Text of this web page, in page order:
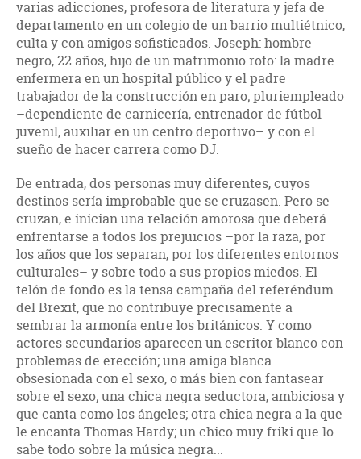
varias adicciones, profesora de literatura y jefa de
departamento en un colegio de un barrio multiétnico,
culta y con amigos sofisticados. Joseph: hombre
negro, 22 años, hijo de un matrimonio roto: la madre
enfermera en un hospital público y el padre
trabajador de la construcción en paro; pluriempleado
–dependiente de carnicería, entrenador de fútbol
juvenil, auxiliar en un centro deportivo– y con el
sueño de hacer carrera como DJ.
De entrada, dos personas muy diferentes, cuyos
destinos sería improbable que se cruzasen. Pero se
cruzan, e inician una relación amorosa que deberá
enfrentarse a todos los prejuicios –por la raza, por
los años que los separan, por los diferentes entornos
culturales– y sobre todo a sus propios miedos. El
telón de fondo es la tensa campaña del referéndum
del Brexit, que no contribuye precisamente a
sembrar la armonía entre los británicos. Y como
actores secundarios aparecen un escritor blanco con
problemas de erección; una amiga blanca
obsesionada con el sexo, o más bien con fantasear
sobre el sexo; una chica negra seductora, ambiciosa y
que canta como los ángeles; otra chica negra a la que
le encanta Thomas Hardy; un chico muy friki que lo
sabe todo sobre la música negra...